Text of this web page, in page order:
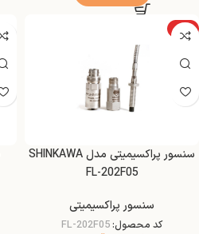
ویژه
سنسور پراکسیمیتی مدل SHINKAWA
FL-202F05
سنسور پراکسیمیتی
کد محصول:FL-202F05